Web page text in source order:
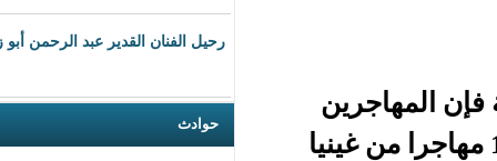
رحيل الفنان القدير عبد الرحمن أبو زهرة
حوادث
مهاجرا من غينيا